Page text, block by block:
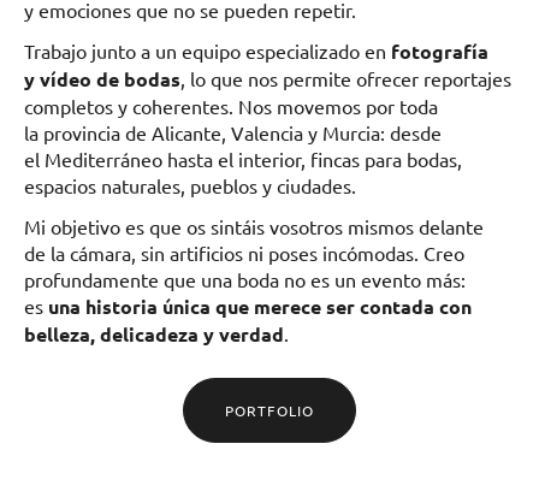
y emociones que no se pueden repetir.
Trabajo junto a un equipo especializado en fotografía
y vídeo de bodas , lo que nos permite ofrecer reportajes
completos y coherentes. Nos movemos por toda
la provincia de Alicante, Valencia y Murcia: desde
el Mediterráneo hasta el interior, fincas para bodas,
espacios naturales, pueblos y ciudades.
Mi objetivo es que os sintáis vosotros mismos delante
de la cámara, sin artificios ni poses incómodas. Creo
profundamente que una boda no es un evento más:
es una historia única que merece ser contada con
belleza, delicadeza y verdad
PORTFOLIO